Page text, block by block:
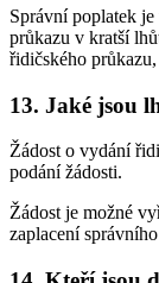
Správní poplatek
průkazu v kratší
řidičského
13. Jaké jsou
Žádost o vydání
podání žádosti.
Žádost je možné
zaplacení